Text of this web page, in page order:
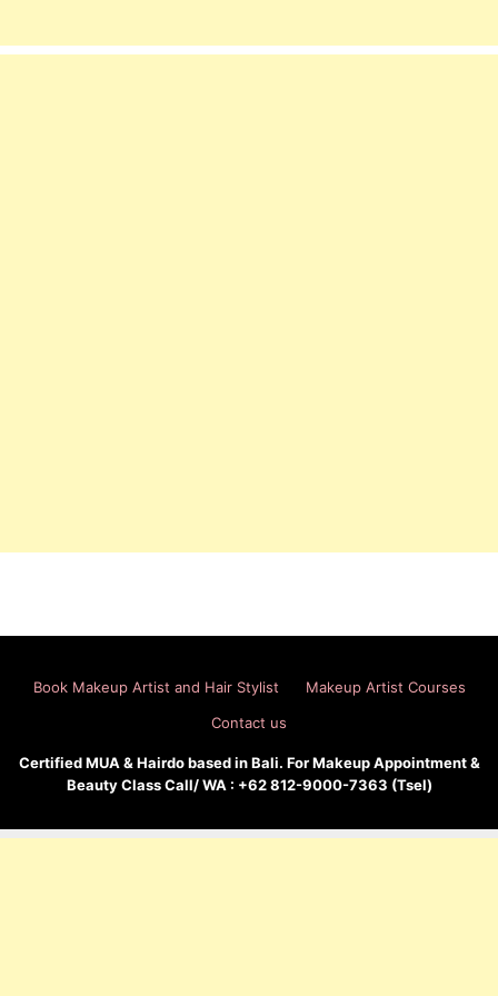
Book Makeup Artist and Hair Stylist
Makeup Artist Courses
Contact us
Certified MUA & Hairdo based in Bali. For Makeup Appointment &
Beauty Class Call/ WA : +62 812-9000-7363 (Tsel)